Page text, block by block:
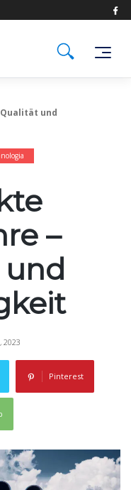
und
–
2023
Pinterest